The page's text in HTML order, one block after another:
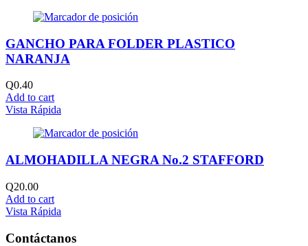
GANCHO PARA FOLDER PLASTICO
NARANJA
Q0.40
Add to cart
Vista Rápida
ALMOHADILLA NEGRA No.2 STAFFORD
Q20.00
Add to cart
Vista Rápida
Contáctanos